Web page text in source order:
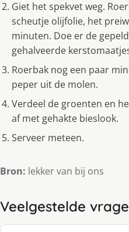
Giet het spekvet weg.
scheutje olijfolie, het
minuten. Doe er de
gehalveerde
Roerbak nog een paar
peper uit de molen.
Verdeel de groenten en
af met gehakte bieslook.
Serveer meteen.
Bron: lekker van bij ons
Veelgestelde